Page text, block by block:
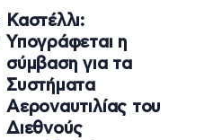
Καστέλλι:
Υπογράφεται η
σύμβαση για τα
Συστήματα
Αεροναυτιλίας του
Διεθνούς